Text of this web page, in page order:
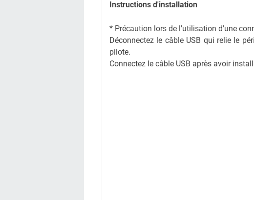
Instructions d'installation
* Précaution lors de l'utilisation d'une
Déconnectez le câble USB qui relie le
pilote.
Connectez le câble USB après avoir